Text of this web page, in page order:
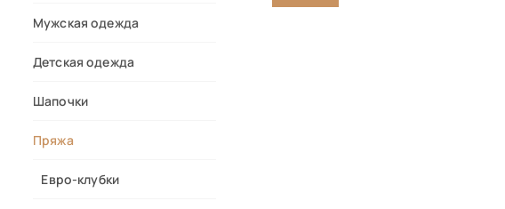
Мужская одежда
Детская одежда
Шапочки
Пряжа
Евро-клубки